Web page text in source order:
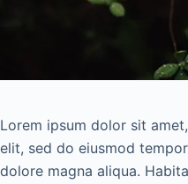
Lorem ipsum dolor sit
elit, sed do eiusmod
dolore magna aliqua.